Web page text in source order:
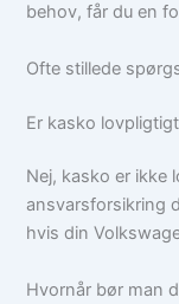
behov, får du en
Ofte stillede
Er kasko
Nej, kasko er ikke
ansvarsforsikring
hvis din
Hvornår bør man